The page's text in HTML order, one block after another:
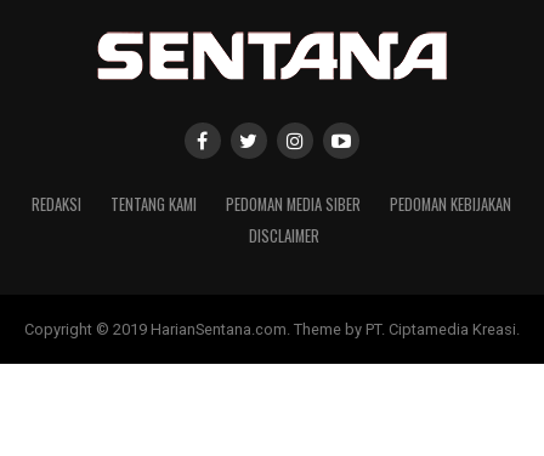
REDAKSI TENTANG KAMI PEDOMAN MEDIA SIBER
PEDOMAN KEBIJAKAN
DISCLAIMER
Copyright © 2019 HarianSentana.com. Theme by PT. Ciptamedia Kreasi.